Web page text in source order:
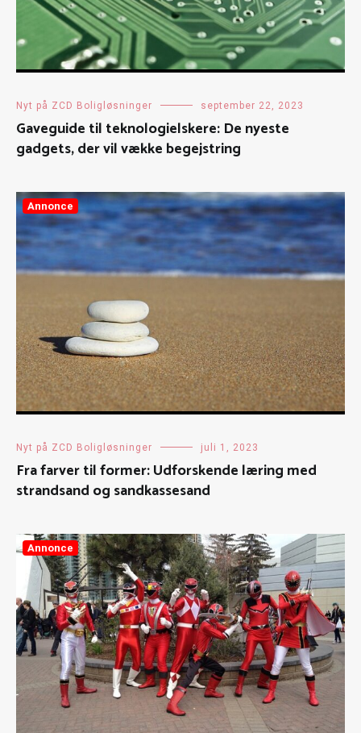
Nyt på ZCD Boligløsninger september 22, 2023
Gaveguide til teknologielskere: De nyeste
gadgets, der vil vække begejstring
Annonce
Nyt på ZCD Boligløsninger juli 1, 2023
Fra farver til former: Udforskende læring med
strandsand og sandkassesand
Annonce